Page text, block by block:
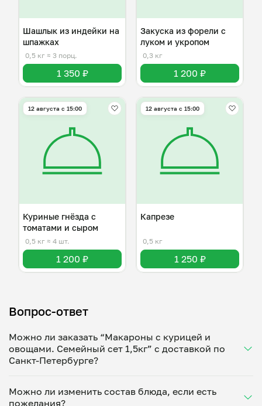
Шашлык из индейки на
шпажках
0,5 кг ≈ 3 порц.
1 350 ₽
Закуска из форели с
луком и укропом
0,3 кг
1 200 ₽
12 августа с 15:00
Куриные гнёзда с
томатами и сыром
0,5 кг ≈ 4 шт.
1 200 ₽
12 августа с 15:00
Капрезе
0,5 кг
1 250 ₽
Вопрос-ответ
Можно ли заказать “Макароны с курицей и
овощами. Семейный сет 1,5кг” с доставкой по
Санкт-Петербурге?
Укажите удобное время — и получите свежее
Можно ли изменить состав блюда, если есть
пожелания?